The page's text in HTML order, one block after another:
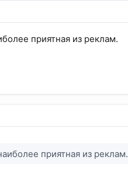
приятная из реклам.
приятная из реклам.